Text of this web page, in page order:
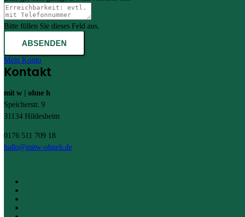
Bitte füllen Sie dieses Feld aus.
ABSENDEN
Mein Konto
Kontakt
mit w | ohne h
Speicherstr. 9
31134 Hildesheim
0176 511 709 18
hallo@mitw-ohneh.de